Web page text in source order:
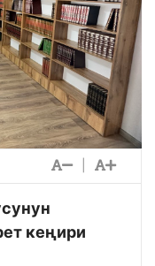
кеңири